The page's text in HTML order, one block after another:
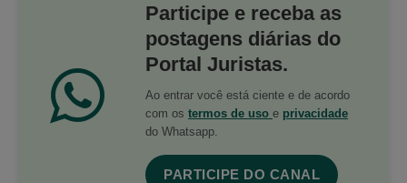
Participe e receba as
postagens diárias do
Portal Juristas.
Ao entrar você está ciente e de acordo
com os termos de uso e privacidade
do Whatsapp.
PARTICIPE DO CANAL